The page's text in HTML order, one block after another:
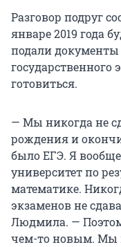
Разговор подруг
январе 2019 года
подали документы
государственного
готовиться.
— Мы никогда не
рождения и
было ЕГЭ. Я
университет по
математике.
экзаменов не
Людмила. —
чем-то новым. Мы